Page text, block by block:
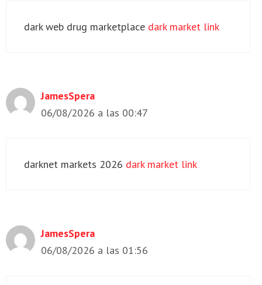
dark web drug marketplace dark market link
JamesSpera
06/08/2026 a las 00:47
darknet markets 2026 dark market link
JamesSpera
06/08/2026 a las 01:56